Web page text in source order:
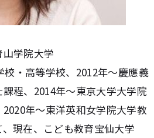
学院大学
校・高等学校、2012年～慶應義
程、2014年～東京大学大学院
年～東洋英和女学院大学教
現在、こども教育宝仙大学